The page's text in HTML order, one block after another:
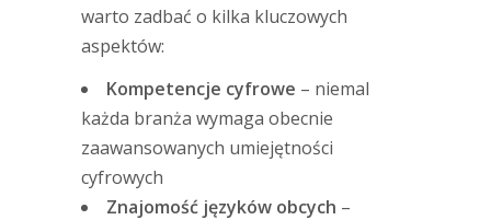
warto zadbać o kilka kluczowych
aspektów:
Kompetencje cyfrowe – niemal
każda branża wymaga obecnie
zaawansowanych umiejętności
cyfrowych
Znajomość języków obcych –